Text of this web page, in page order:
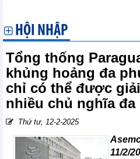
HỘI NHẬP
Tổng thống
khủng hoảng đa
chỉ có thể được
nhiều chủ nghĩa
Thứ tư, 12-2-2025
11/2/